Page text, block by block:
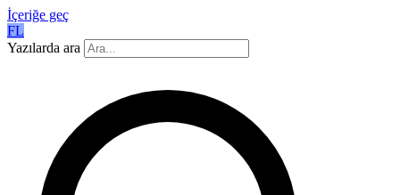
İçeriğe geç
FL
Yazılarda ara